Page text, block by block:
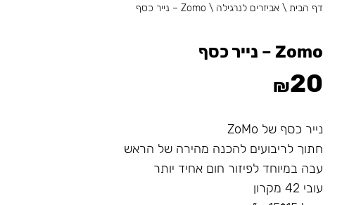
דף הבית\ אביזרים לנרגילה \ Zomo – נייר כסף
Zomo – נייר כסף
₪20
נייר כסף של ZoMo
חתוך לריבועים להכנה מהירה של הראש
עבה במיוחד לפיזור חום אחיד יותר
עובי 42 מקרון